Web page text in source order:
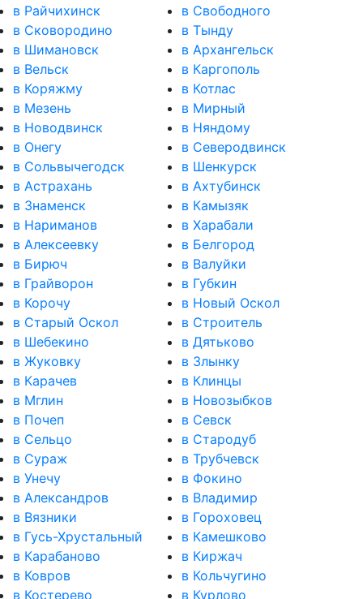
в Райчихинск
в Свободного
в Сковородино
в Тынду
в Шимановск
в Архангельск
в Вельск
в Каргополь
в Коряжму
в Котлас
в Мезень
в Мирный
в Новодвинск
в Няндому
в Онегу
в Северодвинск
в Сольвычегодск
в Шенкурск
в Астрахань
в Ахтубинск
в Знаменск
в Камызяк
в Нариманов
в Харабали
в Алексеевку
в Белгород
в Бирюч
в Валуйки
в Грайворон
в Губкин
в Корочу
в Новый Оскол
в Старый Оскол
в Строитель
в Шебекино
в Дятьково
в Жуковку
в Злынку
в Карачев
в Клинцы
в Мглин
в Новозыбков
в Почеп
в Севск
в Сельцо
в Стародуб
в Сураж
в Трубчевск
в Унечу
в Фокино
в Александров
в Владимир
в Вязники
в Гороховец
в Гусь-Хрустальный
в Камешково
в Карабаново
в Киржач
в Ковров
в Кольчугино
в Костерево
в Курлово